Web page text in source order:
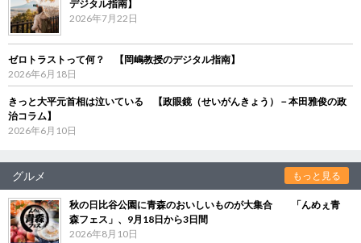
デジタル指南】
2026年7月22日
ゼロトラストって何？ 【岡嶋教授のデジタル指南】
2026年6月18日
きっと大平元首相は泣いている 【政眼鏡（せいがんきょう）－本田雅俊の政
治コラム】
2026年6月10日
グルメ もっと見る
秋の日比谷公園に青森のおいしいものが大集合 「んめぇ青
森フェス」、9月18日から3日間
2026年8月10日